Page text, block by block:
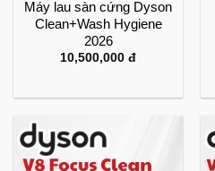
Máy lau sàn cứng Dyson
Clean+Wash Hygiene
2026
10,500,000 đ